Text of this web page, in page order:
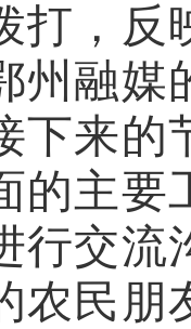
打，反
州融媒
下来的
的主要
行交流
农民朋